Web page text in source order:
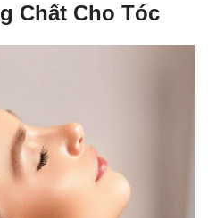
Chất Cho Tóc